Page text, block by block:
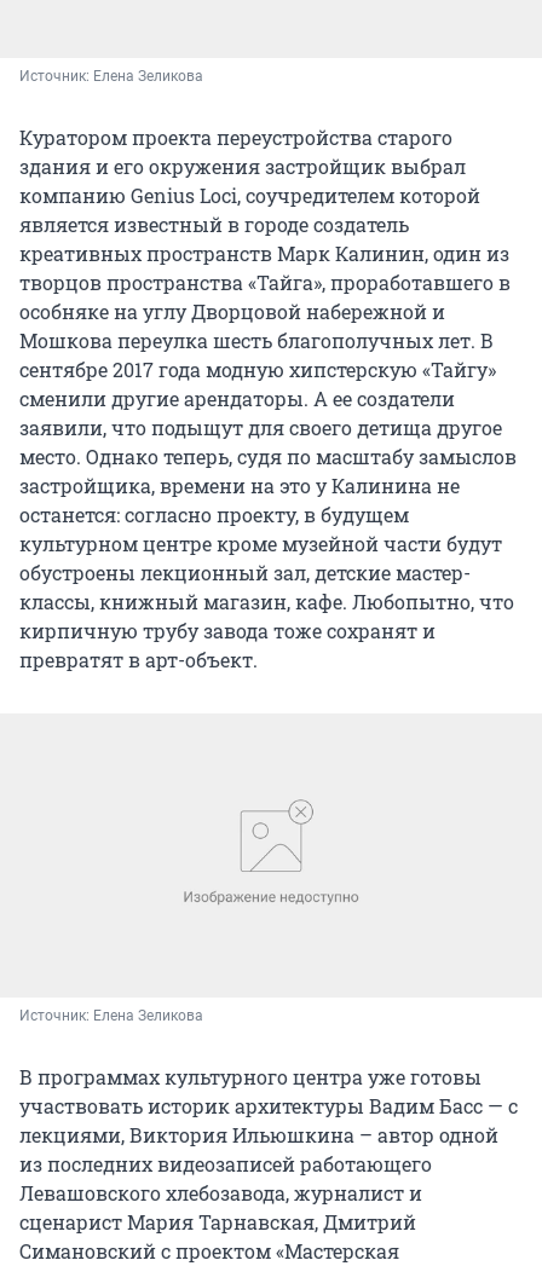
Источник: Елена Зеликова
Куратором проекта переустройства старого
здания и его окружения застройщик выбрал
компанию Genius Loci, соучредителем которой
является известный в городе создатель
креативных пространств Марк Калинин, один из
творцов пространства «Тайга», проработавшего в
особняке на углу Дворцовой набережной и
Мошкова переулка шесть благополучных лет. В
сентябре 2017 года модную хипстерскую «Тайгу»
сменили другие арендаторы. А ее создатели
заявили, что подыщут для своего детища другое
место. Однако теперь, судя по масштабу замыслов
застройщика, времени на это у Калинина не
останется: согласно проекту, в будущем
культурном центре кроме музейной части будут
обустроены лекционный зал, детские мастер-
классы, книжный магазин, кафе. Любопытно, что
кирпичную трубу завода тоже сохранят и
превратят в арт-объект.
Источник: Елена Зеликова
В программах культурного центра уже готовы
участвовать историк архитектуры Вадим Басс — с
лекциями, Виктория Ильюшкина – автор одной
из последних видеозаписей работающего
Левашовского хлебозавода, журналист и
сценарист Мария Тарнавская, Дмитрий
Симановский с проектом «Мастерская